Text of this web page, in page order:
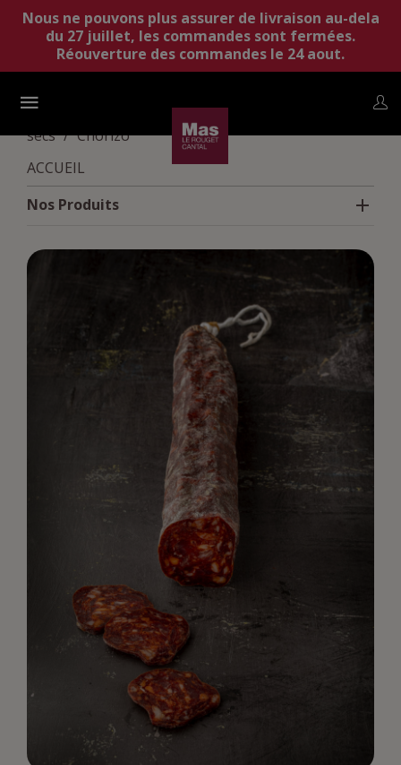
Nous ne pouvons plus assurer de livraison au-dela
du 27 juillet, les commandes sont fermées.
Réouverture des commandes le 24 aout.
secs
Chorizo
ACCUEIL
Nos Produits
